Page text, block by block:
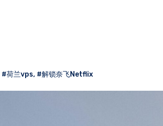
#荷兰vps, #解锁奈飞Netflix